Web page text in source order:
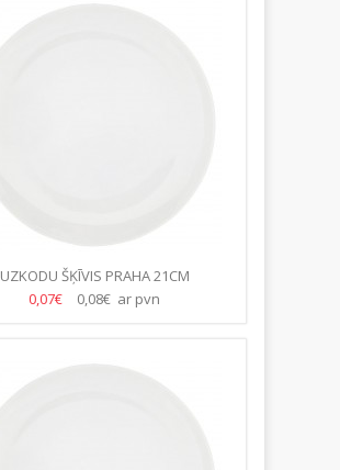
UZKODU ŠĶĪVIS PRAHA 21CM
0,07€
0,08€ ar pvn